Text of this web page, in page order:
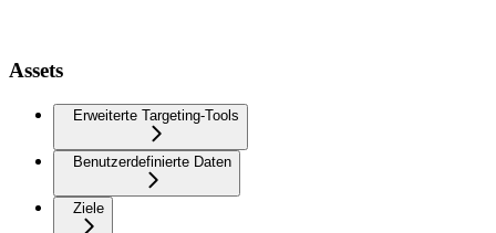
Assets
Erweiterte Targeting-Tools
Benutzerdefinierte Daten
Ziele